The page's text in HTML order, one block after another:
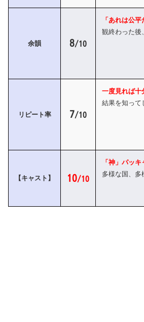
余韻 8/10
「あれは公
観終わった後
リピート率 7/10
一度見れば十
結果を知って
【キャスト】 10/10
「神」パッ
多様な国、多